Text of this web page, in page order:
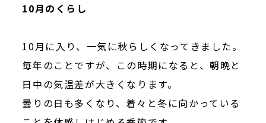
10月のくらし
10月に入り、一気に秋らしくなってきました。
毎年のことですが、この時期になると、朝晩と
日中の気温差が大きくなります。
曇りの日も多くなり、着々と冬に向かっている